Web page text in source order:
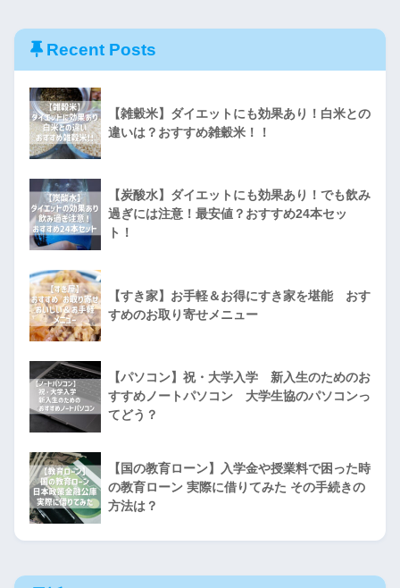
Recent Posts
【雑穀米】ダイエットにも効果あり！白米との
違いは？おすすめ雑穀米！！
【炭酸水】ダイエットにも効果あり！でも飲み
過ぎには注意！最安値？おすすめ24本セッ
ト！
【すき家】お手軽＆お得にすき家を堪能 おす
すめのお取り寄せメニュー
【パソコン】祝・大学入学 新入生のためのお
すすめノートパソコン 大学生協のパソコンっ
てどう？
【国の教育ローン】入学金や授業料で困った時
の教育ローン 実際に借りてみた その手続きの
方法は？